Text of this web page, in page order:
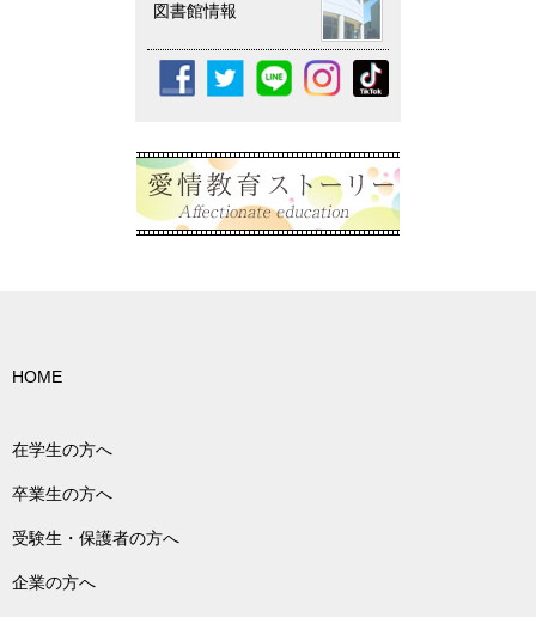
図書館情報
HOME
在学生の方へ
卒業生の方へ
受験生・保護者の方へ
企業の方へ